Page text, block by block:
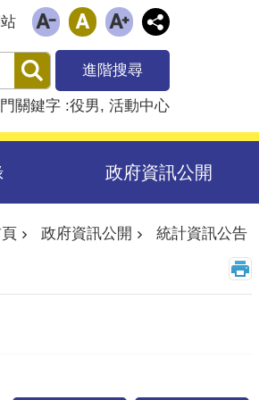
進階搜尋
關鍵字 役男 活動中心
政府資訊公開
政府資訊公開 統計資訊公告